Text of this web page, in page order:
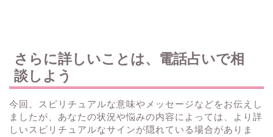
さらに詳しいことは、電話占いで相
談しよう
今回、スピリチュアルな意味やメッセージなどをお伝えし
ましたが、あなたの状況や悩みの内容によっては、より詳
しいスピリチュアルなサインが隠れている場合がありま